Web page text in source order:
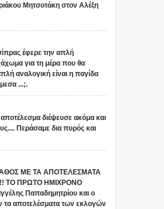
Μητσοτάκη στον Αλέξη
έφερε την απλή
για τη μέρα που θα
αναλογική είναι η παγίδα
...;.
διέψευσε ακόμα και
Περάσαμε δια πυρός και
ΜΕ ΤΑ ΑΠΟΤΕΛΕΣΜΑΤΑ
ΤΟ ΠΡΩΤΟ ΗΜΙΧΡΟΝΟ
Παπαδημητρίου και ο
τα αποτελέσματα των εκλογών